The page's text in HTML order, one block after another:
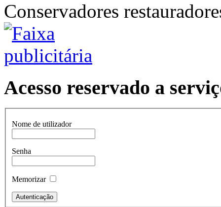
Conservadores
Acesso reservado a
Nome de utilizador
Senha
Memorizar